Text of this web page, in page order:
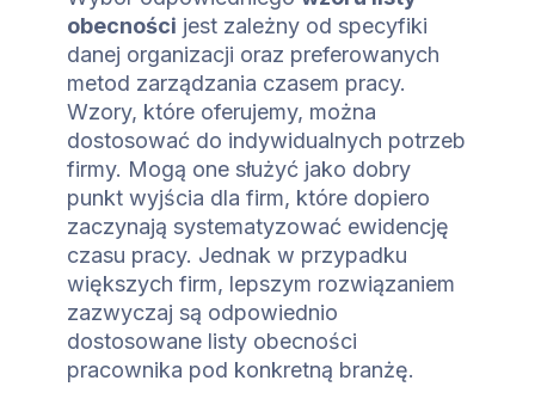
obecności jest zależny od specyfiki
danej organizacji oraz preferowanych
metod zarządzania czasem pracy.
Wzory, które oferujemy, można
dostosować do indywidualnych potrzeb
firmy. Mogą one służyć jako dobry
punkt wyjścia dla firm, które dopiero
zaczynają systematyzować ewidencję
czasu pracy. Jednak w przypadku
większych firm, lepszym rozwiązaniem
zazwyczaj są odpowiednio
dostosowane listy obecności
pracownika pod konkretną branżę.